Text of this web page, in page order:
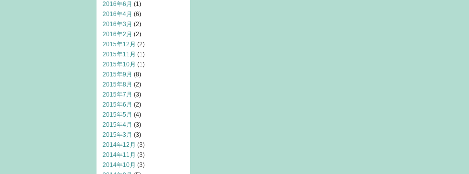
2016年6月 (1)
2016年4月 (6)
2016年3月 (2)
2016年2月 (2)
2015年12月 (2)
2015年11月 (1)
2015年10月 (1)
2015年9月 (8)
2015年8月 (2)
2015年7月 (3)
2015年6月 (2)
2015年5月 (4)
2015年4月 (3)
2015年3月 (3)
2014年12月 (3)
2014年11月 (3)
2014年10月 (3)